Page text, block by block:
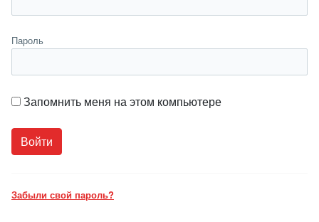
Пароль
Запомнить меня на этом компьютере
Забыли свой пароль?